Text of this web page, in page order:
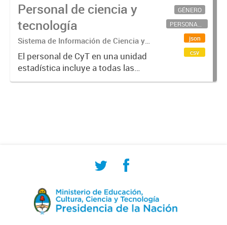
Personal de ciencia y
tecnología
Sistema de Información de Ciencia y
Tecnología Argentino (SICYTAR)
El personal de CyT en una unidad
estadística incluye a todas las
personas involucradas
GÉNERO
PERSONAL CIENTÍFICO-TECNOLÓGICO
json
csv